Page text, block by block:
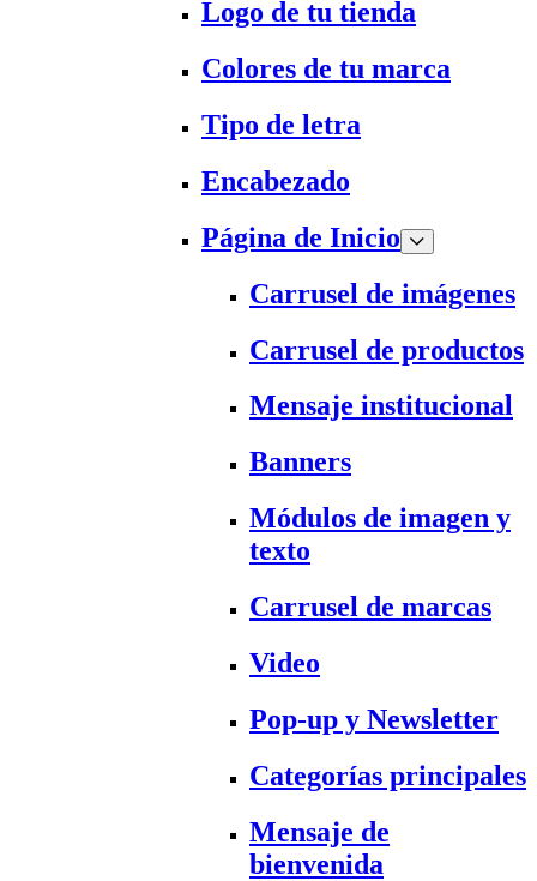
Logo de tu tienda
Colores de tu marca
Tipo de letra
Encabezado
Página de Inicio
Carrusel de imágenes
Carrusel de productos
Mensaje institucional
Banners
Módulos de imagen y
texto
Carrusel de marcas
Video
Pop-up y Newsletter
Categorías principales
Mensaje de
bienvenida